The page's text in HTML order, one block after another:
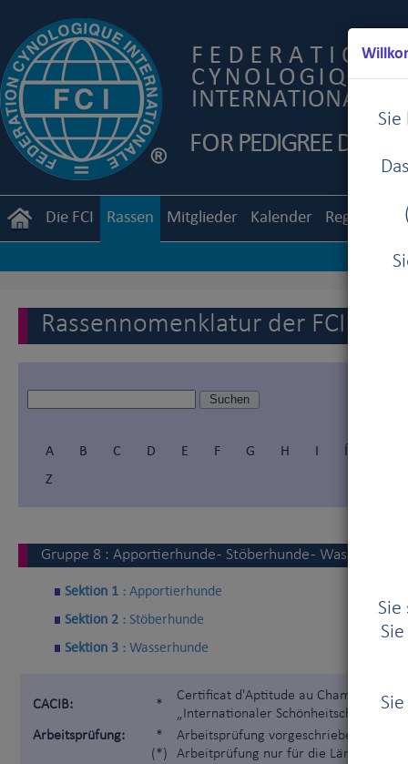
Sie
Sie
Die FCI Rassen Mitglieder Kalender Reglemente
Rassennomenklatur der FCI
A B C D E F G H I Í
Z
Gruppe 8 : Apportierhunde - Stöberhunde - Wasserhunde
Sektion 1 : Apportierhunde
Sektion 2 : Stöberhunde
Sektion 3 : Wasserhunde
CACIB: *
Certificat d'Aptitude au Championnat
„Internationaler Schönheitschampion“)
Arbeitsprüfung:
*
(*)
Arbeitsprüfung vorgeschrieben
Arbeitprüfung nur für die Länder, die